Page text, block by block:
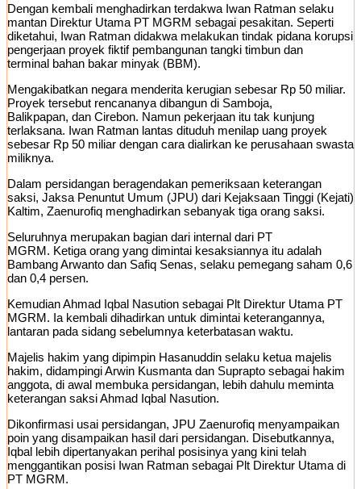
Dengan kembali menghadirkan terdakwa Iwan Ratman selaku
mantan Direktur Utama PT MGRM sebagai pesakitan. Seperti
diketahui, Iwan Ratman didakwa melakukan tindak pidana korupsi
pengerjaan proyek fiktif pembangunan tangki timbun dan
terminal bahan bakar minyak (BBM).
Mengakibatkan negara menderita kerugian sebesar Rp 50 miliar.
Proyek tersebut rencananya dibangun di Samboja,
Balikpapan, dan Cirebon. Namun pekerjaan itu tak kunjung
terlaksana. Iwan Ratman lantas dituduh menilap uang proyek
sebesar Rp 50 miliar dengan cara dialirkan ke perusahaan swasta
miliknya.
Dalam persidangan beragendakan pemeriksaan keterangan
saksi, Jaksa Penuntut Umum (JPU) dari Kejaksaan Tinggi (Kejati)
Kaltim, Zaenurofiq menghadirkan sebanyak tiga orang saksi.
Seluruhnya merupakan bagian dari internal dari PT
MGRM. Ketiga orang yang dimintai kesaksiannya itu adalah
Bambang Arwanto dan Safiq Senas, selaku pemegang saham 0,6
dan 0,4 persen.
Kemudian Ahmad Iqbal Nasution sebagai Plt Direktur Utama PT
MGRM. Ia kembali dihadirkan untuk dimintai keterangannya,
lantaran pada sidang sebelumnya keterbatasan waktu.
Majelis hakim yang dipimpin Hasanuddin selaku ketua majelis
hakim, didampingi Arwin Kusmanta dan Suprapto sebagai hakim
anggota, di awal membuka persidangan, lebih dahulu meminta
keterangan saksi Ahmad Iqbal Nasution.
Dikonfirmasi usai persidangan, JPU Zaenurofiq menyampaikan
poin yang disampaikan hasil dari persidangan. Disebutkannya,
Iqbal lebih dipertanyakan perihal posisinya yang kini telah
menggantikan posisi Iwan Ratman sebagai Plt Direktur Utama di
PT MGRM.